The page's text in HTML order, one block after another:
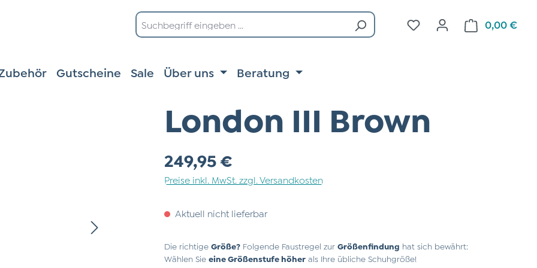
Du hast 0 Produkte auf
0,00 €
Gutscheine Sale Über uns Beratung
London III Brown
Regulärer Preis:
249,95 €
Preise inkl. MwSt. zzgl. Versandkosten
Aktuell nicht lieferbar
Die richtige Größe? Folgende Faustregel zur Größenfindung hat sich bewährt:
Wählen Sie eine Größenstufe höher als Ihre übliche Schuhgröße!